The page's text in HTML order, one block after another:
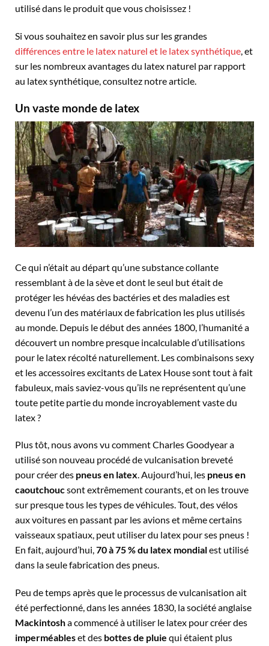
utilisé dans le produit que vous choisissez !
Si vous souhaitez en savoir plus sur les grandes
différences entre le latex naturel et le latex synthétique, et
sur les nombreux avantages du latex naturel par rapport
au latex synthétique, consultez notre article.
Un vaste monde de latex
Ce qui n’était au départ qu’une substance collante
ressemblant à de la sève et dont le seul but était de
protéger les hévéas des bactéries et des maladies est
devenu l’un des matériaux de fabrication les plus utilisés
au monde. Depuis le début des années 1800, l’humanité a
découvert un nombre presque incalculable d’utilisations
pour le latex récolté naturellement. Les combinaisons sexy
et les accessoires excitants de Latex House sont tout à fait
fabuleux, mais saviez-vous qu’ils ne représentent qu’une
toute petite partie du monde incroyablement vaste du
latex ?
Plus tôt, nous avons vu comment Charles Goodyear a
utilisé son nouveau procédé de vulcanisation breveté
pour créer des pneus en latex. Aujourd’hui, les pneus en
caoutchoucsont extrêmement courants, et on les trouve
sur presque tous les types de véhicules. Tout, des vélos
aux voitures en passant par les avions et même certains
vaisseaux spatiaux, peut utiliser du latex pour ses pneus !
En fait, aujourd’hui,70 à 75 % du latex mondialest utilisé
dans la seule fabrication des pneus.
Peu de temps après que le processus de vulcanisation ait
été perfectionné, dans les années 1830, la société anglaise
Mackintosha commencé à utiliser le latex pour créer des
imperméableset des bottes de pluie qui étaient plus